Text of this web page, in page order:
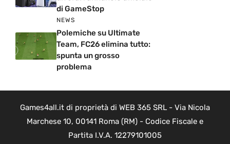
di GameStop
NEWS
Polemiche su Ultimate
Team, FC26 elimina tutto:
spunta un grosso
problema
Games4all.it di proprietà di WEB 365 SRL - Via Nicola
Marchese 10, 00141 Roma (RM) - Codice Fiscale e
Partita I.V.A. 12279101005